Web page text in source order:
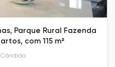
Parque Rural Fazenda
com 115 m²
Cândida